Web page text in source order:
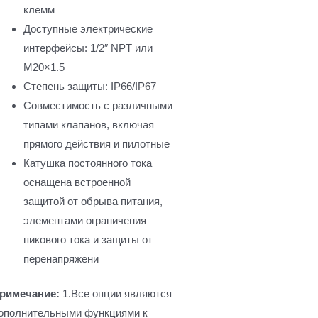
клемм
Доступные электрические
интерфейсы: 1/2″ NPT или
M20×1.5
Степень защиты: IP66/IP67
Совместимость с различными
типами клапанов, включая
прямого действия и пилотные
Катушка постоянного тока
оснащена встроенной
защитой от обрыва питания,
элементами ограничения
пикового тока и защиты от
перенапряжени
1.Все опции являются
функциями к